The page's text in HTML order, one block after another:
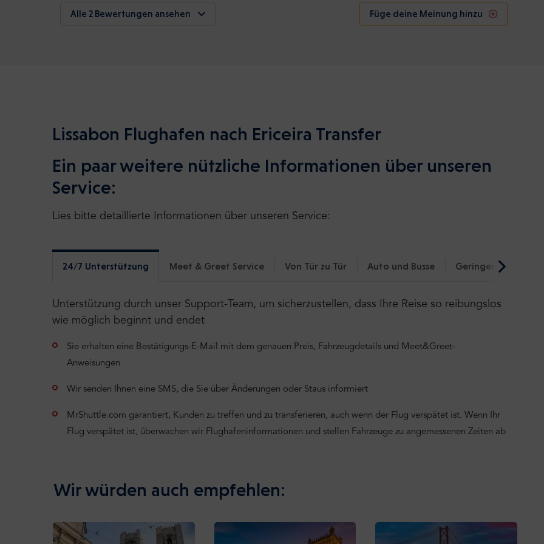
Alle 2 Bewertungen ansehen Füge deine Meinung hinzu
Lissabon Flughafen nach Ericeira Transfer
Ein paar weitere nützliche Informationen über unseren
Service:
Lies bitte detaillierte Informationen über unseren Service:
24/7 Unterstützung Meet & Greet Service Von Tür zu Tür Auto und Busse Geringerer CO₂-
Unterstützung durch unser Support-Team, um sicherzustellen, dass Ihre Reise so reibungslos
wie möglich beginnt und endet
Sie erhalten eine Bestätigungs-E-Mail mit dem genauen Preis, Fahrzeugdetails und Meet&Greet-
Anweisungen
Wir senden Ihnen eine SMS, die Sie über Änderungen oder Staus informiert
MrShuttle.com garantiert, Kunden zu treffen und zu transferieren, auch wenn der Flug verspätet ist. Wenn Ihr
Flug verspätet ist, überwachen wir Flughafeninformationen und stellen Fahrzeuge zu angemessenen Zeiten ab
Wir würden auch empfehlen: